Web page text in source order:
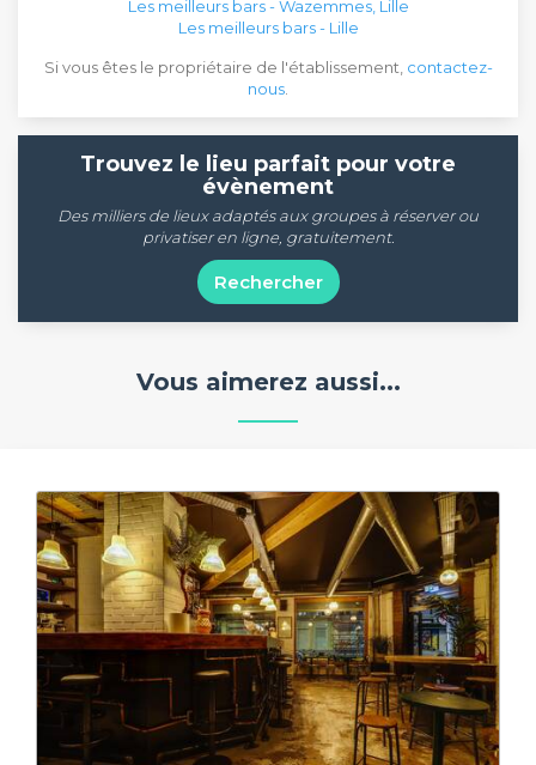
Les meilleurs bars - Wazemmes, Lille
Les meilleurs bars - Lille
Si vous êtes le propriétaire de l'établissement, contactez-
nous
Trouvez le lieu parfait pour votre
évènement
Des milliers de lieux adaptés aux groupes à réserver ou
privatiser en ligne, gratuitement.
Rechercher
Vous aimerez aussi...